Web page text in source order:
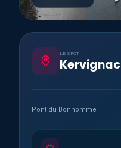
LE SPOT
Kervignac
Pont du Bonhomme